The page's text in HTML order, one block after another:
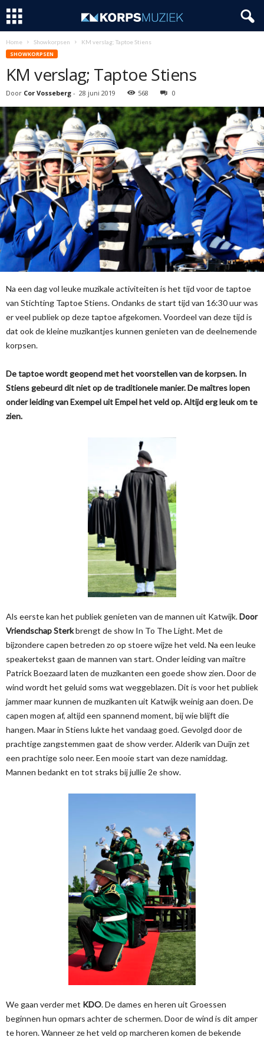
Home Showkorpsen KM verslag; Taptoe Stiens
SHOWKORPSEN
KM verslag; Taptoe Stiens
Door Cor Vosseberg - 28 juni 2019 568 0
Na een dag vol leuke muzikale activiteiten is het tijd voor de taptoe
van Stichting Taptoe Stiens. Ondanks de start tijd van 16:30 uur was
er veel publiek op deze taptoe afgekomen. Voordeel van deze tijd is
dat ook de kleine muzikantjes kunnen genieten van de deelnemende
korpsen.
De taptoe wordt geopend met het voorstellen van de korpsen. In
Stiens gebeurd dit niet op de traditionele manier. De maîtres lopen
onder leiding van Exempel uit Empel het veld op. Altijd erg leuk om te
zien.
Als eerste kan het publiek genieten van de mannen uit Katwijk.Door
Vriendschap Sterkbrengt de show In To The Light. Met de
bijzondere capen betreden zo op stoere wijze het veld. Na een leuke
speakertekst gaan de mannen van start. Onder leiding van maître
Patrick Boezaard laten de muzikanten een goede show zien. Door de
wind wordt het geluid soms wat weggeblazen. Dit is voor het publiek
jammer maar kunnen de muzikanten uit Katwijk weinig aan doen. De
capen mogen af, altijd een spannend moment, bij wie blijft die
hangen. Maar in Stiens lukte het vandaag goed. Gevolgd door de
prachtige zangstemmen gaat de show verder. Alderik van Duijn zet
een prachtige solo neer. Een mooie start van deze namiddag.
Mannen bedankt en tot straks bij jullie 2e show.
We gaan verder met KDO. De dames en heren uit Groessen
beginnen hun opmars achter de schermen. Door de wind is dit amper
te horen. Wanneer ze het veld op marcheren komen de bekende